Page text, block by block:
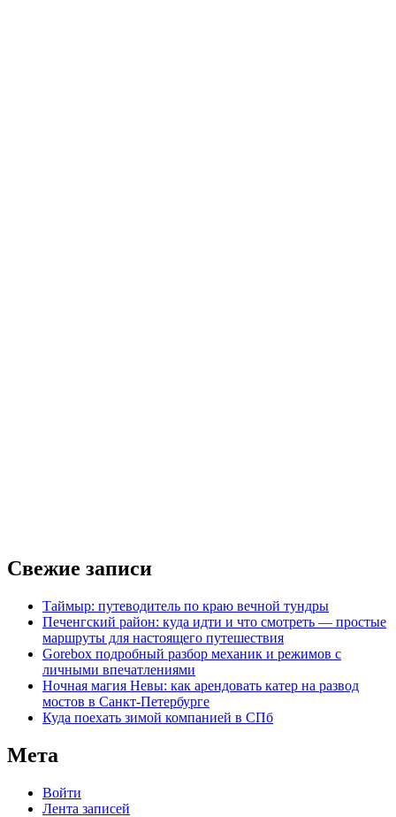
Свежие записи
Таймыр: путеводитель по краю вечной тундры
Печенгский район: куда идти и что смотреть — простые
маршруты для настоящего путешествия
Gorebox подробный разбор механик и режимов с
личными впечатлениями
Ночная магия Невы: как арендовать катер на развод
мостов в Санкт‑Петербурге
Куда поехать зимой компанией в СПб
Мета
Войти
Лента записей